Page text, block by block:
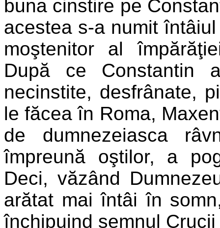
buna cinstire pe
acestea s-a numit
moştenitor al
După ce Constantin
necinstite, desfrânate,
le făcea în Roma,
de dumnezeiasca
împreună oştilor, a
Deci, văzând
arătat mai întâi în
închipuind semnul